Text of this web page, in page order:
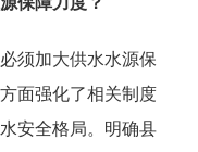
须加大供水水源保
面强化了相关制度
安全格局。明确县